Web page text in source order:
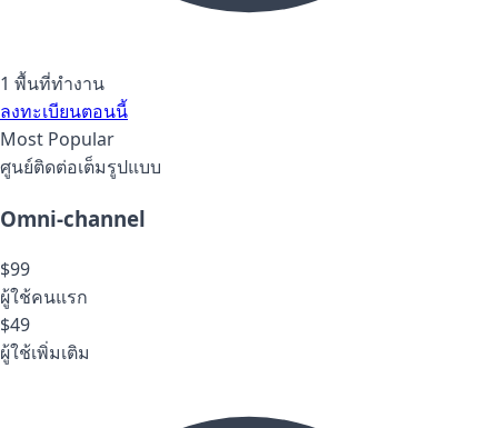
1 พื้นที่ทำงาน
ลงทะเบียนตอนนี้
Most Popular
ศูนย์ติดต่อเต็มรูปแบบ
Omni-channel
$99
ผู้ใช้คนแรก
$49
ผู้ใช้เพิ่มเติม